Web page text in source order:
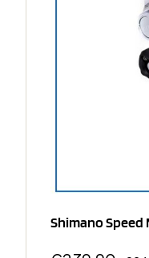
Shimano Speed